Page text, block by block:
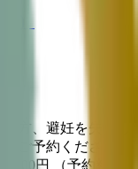
）
方、避妊を失敗し
ご予約ください。
円 （予約料：